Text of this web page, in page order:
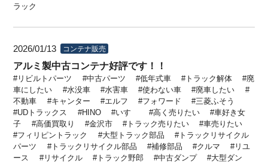
ラック
2026/01/13 コンテナ販売
アルミ製中古コンテナ好評です！！
リビルトパーツ 中古パーツ 低年式車 トラック解体
廃
車にしたい
水没車 水害車 使わない車
廃車したい
不動車
キャンター エルフ フォワード
三菱ふそう
UDトラックス
HINO いすゞ 高く売りたい
車好き女
子
高価買取り 金沢市 トラック売りたい
車売りたい
フィリピントラック
大型トラック部品
トラックリサイクル
パーツ
トラックリサイクル部品 補修部品 クルマ
リユ
ース
リサイクル トラック野郎 中古ダンプ
大型ダン